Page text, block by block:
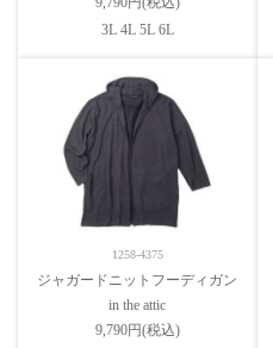
3L 4L 5L 6L
1258-4375
ジャガードニットフーディガン
in the attic
9,790円(税込)